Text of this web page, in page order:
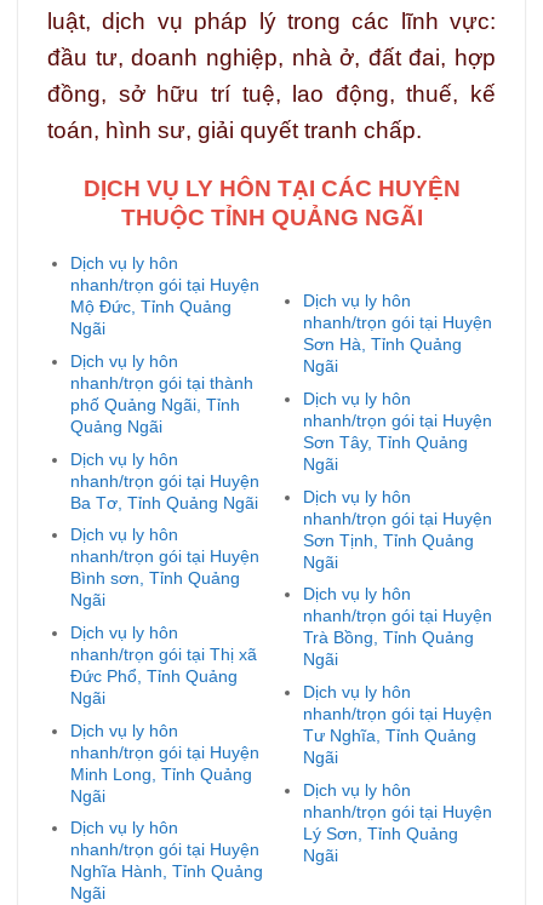
luật, dịch vụ pháp lý trong các lĩnh vực:
đầu tư, doanh nghiệp, nhà ở, đất đai, hợp
đồng, sở hữu trí tuệ, lao động, thuế, kế
toán, hình sư, giải quyết tranh chấp.
DỊCH VỤ LY HÔN TẠI CÁC HUYỆN
THUỘC TỈNH QUẢNG NGÃI
Dịch vụ ly hôn
nhanh/trọn gói tại Huyện
Mộ Đức, Tỉnh Quảng
Ngãi
Dịch vụ ly hôn
nhanh/trọn gói tại thành
phố Quảng Ngãi, Tỉnh
Quảng Ngãi
Dịch vụ ly hôn
nhanh/trọn gói tại Huyện
Ba Tơ, Tỉnh Quảng Ngãi
Dịch vụ ly hôn
nhanh/trọn gói tại Huyện
Bình sơn, Tỉnh Quảng
Ngãi
Dịch vụ ly hôn
nhanh/trọn gói tại Thị xã
Đức Phổ, Tỉnh Quảng
Ngãi
Dịch vụ ly hôn
nhanh/trọn gói tại Huyện
Minh Long, Tỉnh Quảng
Ngãi
Dịch vụ ly hôn
nhanh/trọn gói tại Huyện
Nghĩa Hành, Tỉnh Quảng
Ngãi
Dịch vụ ly hôn
nhanh/trọn gói tại Huyện
Sơn Hà, Tỉnh Quảng
Ngãi
Dịch vụ ly hôn
nhanh/trọn gói tại Huyện
Sơn Tây, Tỉnh Quảng
Ngãi
Dịch vụ ly hôn
nhanh/trọn gói tại Huyện
Sơn Tịnh, Tỉnh Quảng
Ngãi
Dịch vụ ly hôn
nhanh/trọn gói tại Huyện
Trà Bồng, Tỉnh Quảng
Ngãi
Dịch vụ ly hôn
nhanh/trọn gói tại Huyện
Tư Nghĩa, Tỉnh Quảng
Ngãi
Dịch vụ ly hôn
nhanh/trọn gói tại Huyện
Lý Sơn, Tỉnh Quảng
Ngãi